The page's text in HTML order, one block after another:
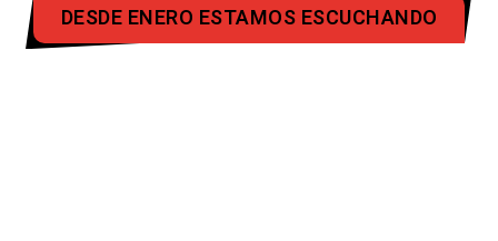
DESDE ENERO ESTAMOS ESCUCHANDO